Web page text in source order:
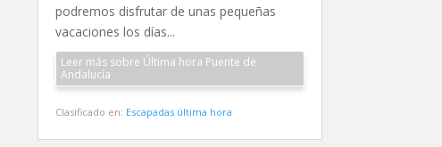
podremos disfrutar de unas pequeñas
vacaciones los días...
Leer más sobre Última hora Puente de
Andalucía
Clasificado en: Escapadas última hora